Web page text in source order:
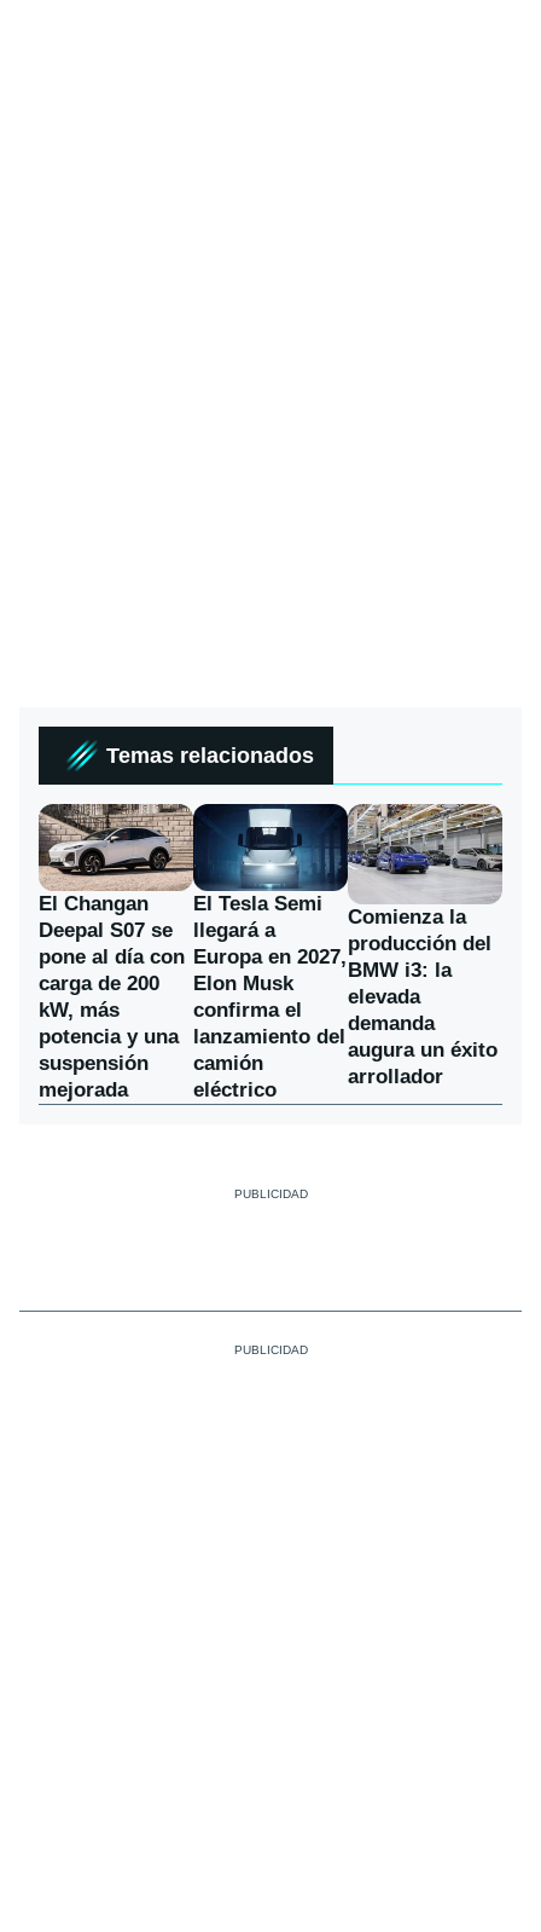
Temas relacionados
El Changan
Deepal S07 se
pone al día con
carga de 200
kW, más
potencia y una
suspensión
mejorada
El Tesla Semi
llegará a
Europa en 2027,
Elon Musk
confirma el
lanzamiento del
camión
eléctrico
Comienza la
producción del
BMW i3: la
elevada
demanda
augura un éxito
arrollador